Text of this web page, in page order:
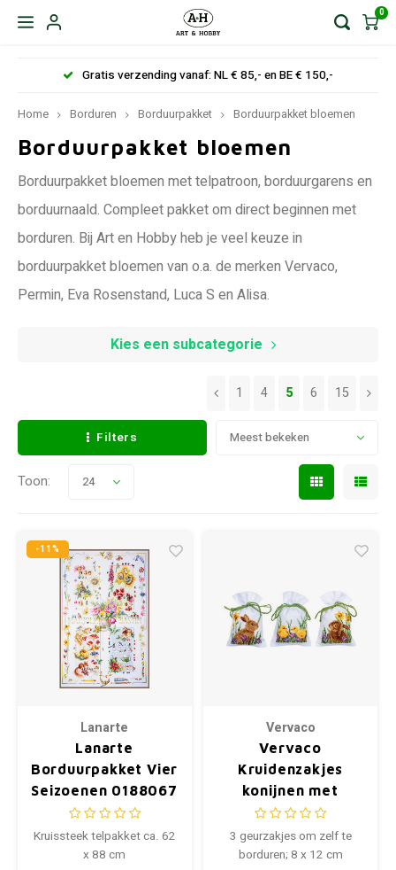
0
Gratis verzending vanaf: NL € 85,- en BE € 150,-
Home Borduren Borduurpakket Borduurpakket bloemen
Borduurpakket bloemen
Borduurpakket bloemen met telpatroon, borduurgarens en
borduurnaald. Compleet pakket om direct beginnen met
borduren. Bij Art en Hobby heb je veel keuze in
borduurpakket bloemen van o.a. de merken Vervaco,
Permin, Eva Rosenstand, Luca S en Alisa.
Kies een subcategorie
Filters Meest bekeken
1 4 5 6 15
Toon: 24
-11%
Lanarte
Lanarte
Borduurpakket Vier
Seizoenen 0188067
Marjolein Bastin
Kruissteek telpakket ca. 62
x 88 cm
Vervaco
Vervaco
Kruidenzakjes
konijnen met
kuikentjes 3 stuks
0187096
3 geurzakjes om zelf te
borduren; 8 x 12 cm